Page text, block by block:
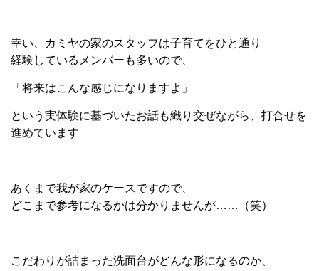
幸い、カミヤの家のスタッフは子育てをひと通り
経験しているメンバーも多いので、
「将来はこんな感じになりますよ」
という実体験に基づいたお話も織り交ぜながら、打合せを
進めています
あくまで我が家のケースですので、
どこまで参考になるかは分かりませんが……（笑）
こだわりが詰まった洗面台がどんな形になるのか、